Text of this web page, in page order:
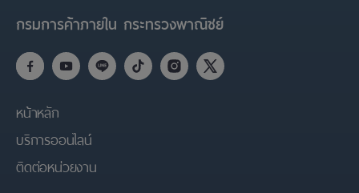
กรมการค้าภายใน กระทรวงพาณิชย์
หน้าหลัก
บริการออนไลน์
ติดต่อหน่วยงาน